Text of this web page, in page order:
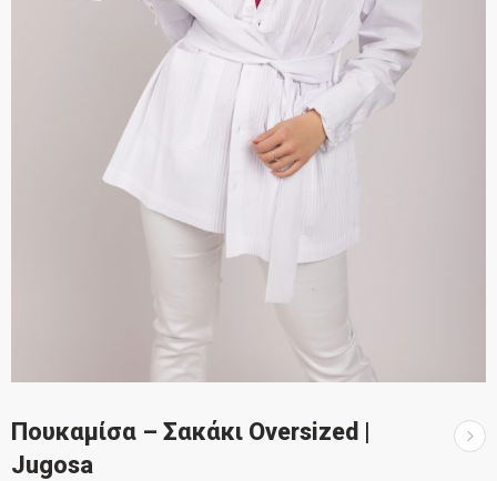
Πουκαμίσα – Σακάκι Oversized |
Jugosa